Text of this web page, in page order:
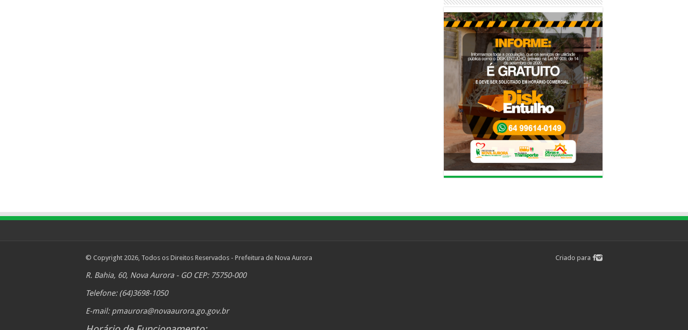
Criado para
© Copyright 2026, Todos os Direitos Reservados - Prefeitura de Nova Aurora
R. Bahia, 60, Nova Aurora - GO CEP: 75750-000
Telefone: (64)3698-1050
E-mail: pmaurora@novaaurora.go.gov.br